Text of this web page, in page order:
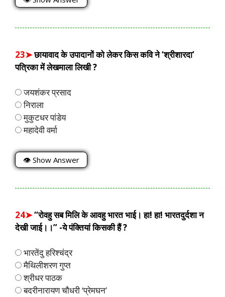
23➤छायावाद के उपादानों को लेकर किस कवि ने ‘श्रीशारदा’
पत्रिका में लेखमाला लिखी ?
जयशंकर प्रसाद
निराला
मुकुटधर पांडेय
महादेवी वर्मा
👁 Show Answer
24➤“रोवहु सब मिलि के आवहु भारत भाई। हा! हा! भारतदुर्दशा न
देखी जाई।।” -ये पंक्तियां किसकी हैं ?
भारतेंदु हरिश्चंद्र
मैथिलीशरण गुप्त
श्रीधर पाठक
बदरीनारायण चौधरी ‘प्रेमघन’